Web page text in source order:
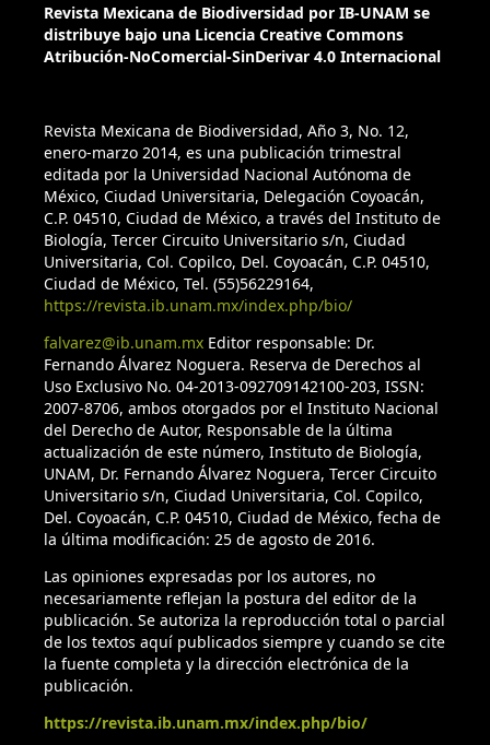
Revista Mexicana de Biodiversidad por IB-UNAM se
distribuye bajo una Licencia Creative Commons
Atribución-NoComercial-SinDerivar 4.0 Internacional
Revista Mexicana de Biodiversidad, Año 3, No. 12,
enero-marzo 2014, es una publicación trimestral
editada por la Universidad Nacional Autónoma de
México, Ciudad Universitaria, Delegación Coyoacán,
C.P. 04510, Ciudad de México, a través del Instituto de
Biología, Tercer Circuito Universitario s/n, Ciudad
Universitaria, Col. Copilco, Del. Coyoacán, C.P. 04510,
Ciudad de México, Tel. (55)56229164,
https://revista.ib.unam.mx/index.php/bio/
falvarez@ib.unam.mxEditor responsable: Dr.
Fernando Álvarez Noguera. Reserva de Derechos al
Uso Exclusivo No. 04-2013-092709142100-203, ISSN:
2007-8706, ambos otorgados por el Instituto Nacional
del Derecho de Autor, Responsable de la última
actualización de este número, Instituto de Biología,
UNAM, Dr. Fernando Álvarez Noguera, Tercer Circuito
Universitario s/n, Ciudad Universitaria, Col. Copilco,
Del. Coyoacán, C.P. 04510, Ciudad de México, fecha de
la última modificación: 25 de agosto de 2016.
Las opiniones expresadas por los autores, no
necesariamente reflejan la postura del editor de la
publicación. Se autoriza la reproducción total o parcial
de los textos aquí publicados siempre y cuando se cite
la fuente completa y la dirección electrónica de la
publicación.
https://revista.ib.unam.mx/index.php/bio/